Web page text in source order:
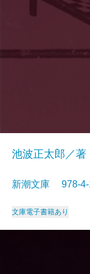
池波正太郎／著
新潮文庫 978-
文庫電子書籍あり